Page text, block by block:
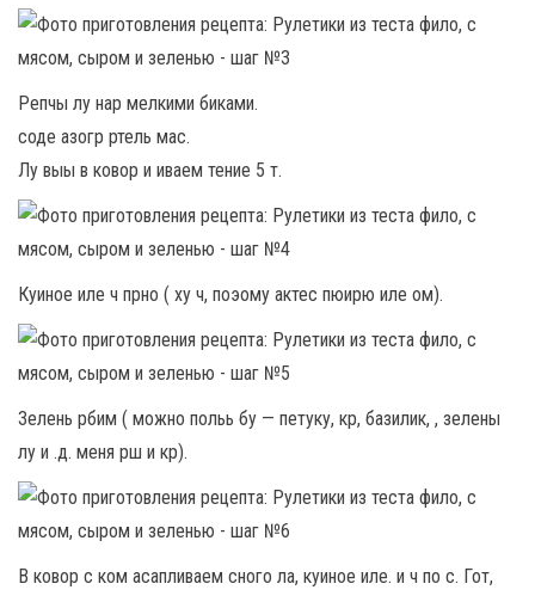
Репчы лу нар мелкими биками.
соде азогр ртель мас.
Лу выы в ковор и иваем тение 5 т.
Куиное иле ч прно ( ху ч, поэому актес пюирю иле ом).
Зелень рбим ( можно польь бу — петуку, кр, базилик, , зелены
лу и .д. меня рш и кр).
В ковор с ком асапливаем сного ла, куиное иле. и ч по с. Гот,